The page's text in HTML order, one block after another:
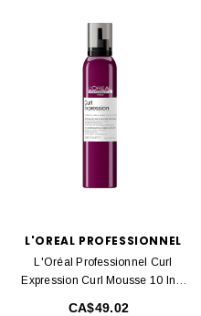
L'OREAL PROFESSIONNEL
L'Oréal Professionnel Curl
Expression Curl Mousse 10 In 1
CA$49.02